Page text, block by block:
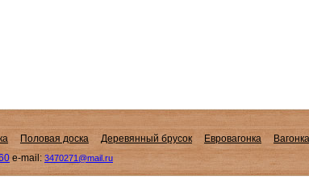
Половая доска Деревянный брусок Евровагонка Вагонка
e-mail: 3470271@mail.ru